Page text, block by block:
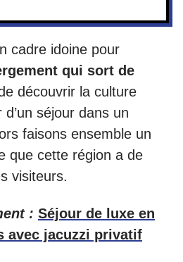
cadre idoine pour
qui sort de
découvrir la culture
séjour dans un
faisons ensemble un
que cette région a de
visiteurs.
: Séjour de luxe en
avec jacuzzi privatif